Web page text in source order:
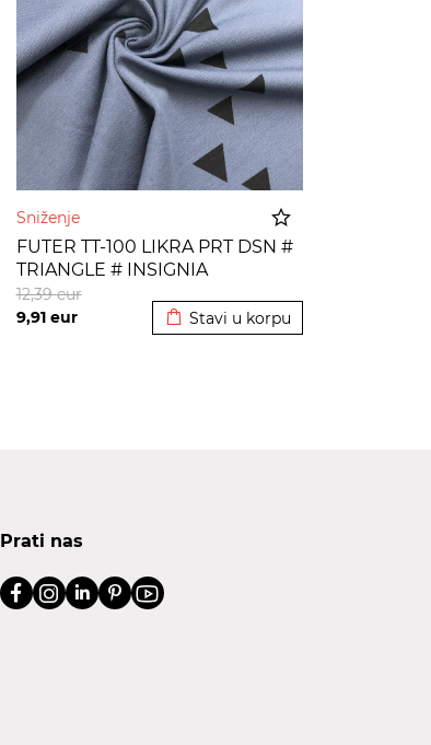
Sniženje
FUTER TT-100 LIKRA PRT DSN #
TRIANGLE # INSIGNIA
9,91 eur
12,39eur
Stavi u korpu
Prati nas